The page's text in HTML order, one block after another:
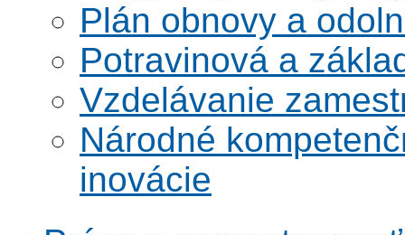
Plán obnovy a
Potravinová a
Vzdelávanie
Národné
inovácie